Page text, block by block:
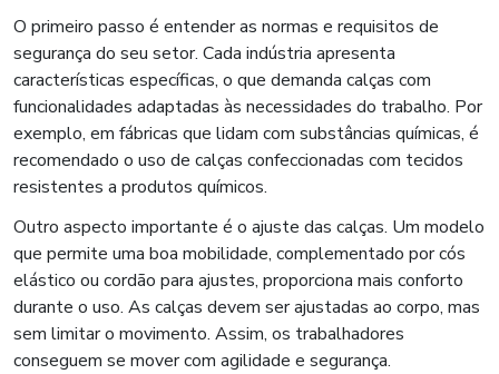
O primeiro passo é entender as normas e requisitos de
segurança do seu setor. Cada indústria apresenta
características específicas, o que demanda calças com
funcionalidades adaptadas às necessidades do trabalho. Por
exemplo, em fábricas que lidam com substâncias químicas, é
recomendado o uso de calças confeccionadas com tecidos
resistentes a produtos químicos.
Outro aspecto importante é o ajuste das calças. Um modelo
que permite uma boa mobilidade, complementado por cós
elástico ou cordão para ajustes, proporciona mais conforto
durante o uso. As calças devem ser ajustadas ao corpo, mas
sem limitar o movimento. Assim, os trabalhadores
conseguem se mover com agilidade e segurança.